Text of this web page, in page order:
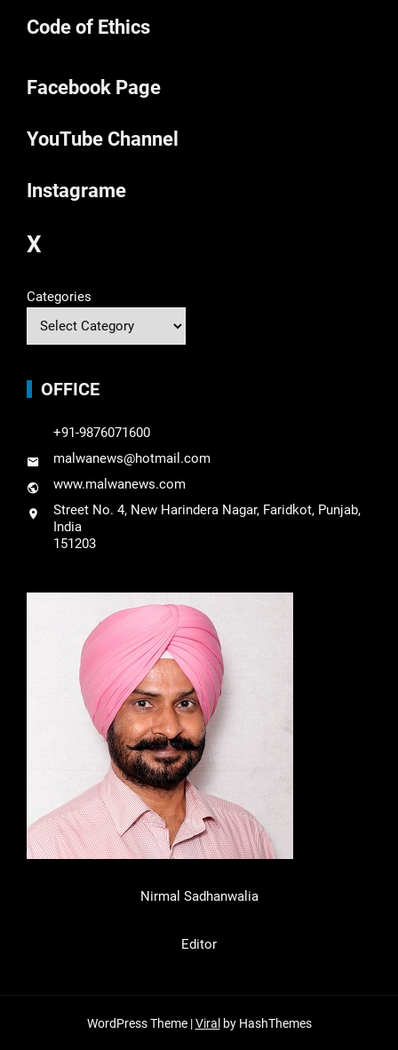
Code of Ethics
Facebook Page
YouTube Channel
Instagrame
X
Categories
OFFICE
+91-9876071600
malwanews@hotmail.com
www.malwanews.com
Street No. 4, New Harindera Nagar, Faridkot, Punjab,
India
151203
Nirmal Sadhanwalia
Editor
WordPress Theme |Viral by HashThemes